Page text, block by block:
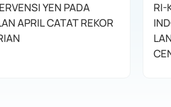
YEN PADA
APRIL CATAT REKOR
RI-